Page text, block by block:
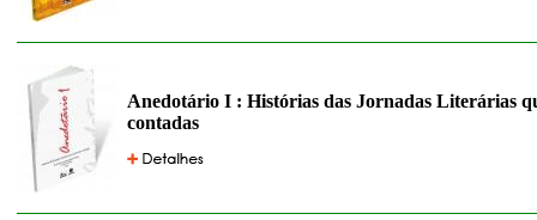
Anedotário I : Histórias das Jornadas Literárias
contadas